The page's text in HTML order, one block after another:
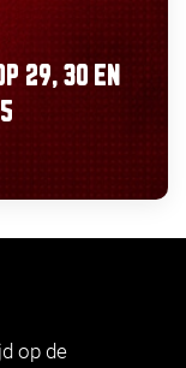
29, 30 EN
op de